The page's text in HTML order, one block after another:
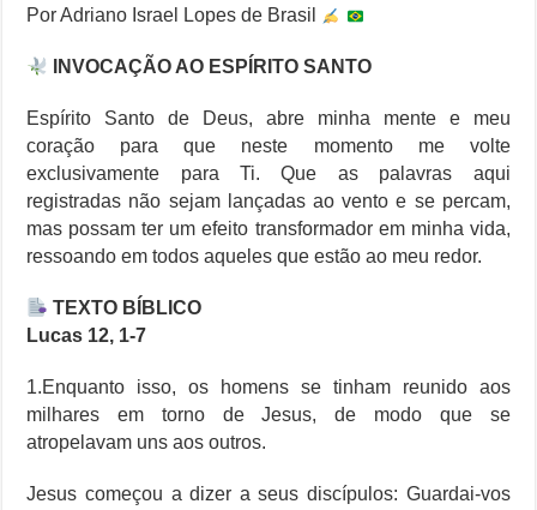
Por Adriano Israel Lopes de Brasil
INVOCAÇÃO AO ESPÍRITO SANTO
Espírito Santo de Deus, abre minha mente e meu
coração para que neste momento me volte
exclusivamente para Ti. Que as palavras aqui
registradas não sejam lançadas ao vento e se percam,
mas possam ter um efeito transformador em minha vida,
ressoando em todos aqueles que estão ao meu redor.
TEXTO BÍBLICO
Lucas 12, 1-7
1.Enquanto isso, os homens se tinham reunido aos
milhares em torno de Jesus, de modo que se
atropelavam uns aos outros.
Jesus começou a dizer a seus discípulos: Guardai-vos